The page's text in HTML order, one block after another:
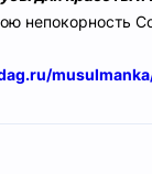
непокорность